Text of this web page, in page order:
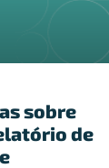
sobre
de